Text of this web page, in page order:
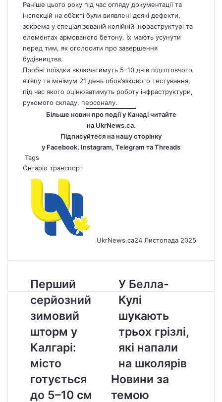
Раніше цього року під час огляду документації та
інспекцій на об’єкті були виявлені деякі дефекти,
зокрема у спеціалізованій колійній інфраструктурі та
елементах армованого бетону. Їх мають усунути
перед тим, як оголосити про завершення
будівництва.
Пробні поїздки включатимуть 5–10 днів підготовчого
етапу та мінімум 21 день обов’язкового тестування,
під час якого оцінюватимуть роботу інфраструктури,
рухомого складу, персоналу.
Більше новин про події у Канаді читайте
на UkrNews.ca.
Підписуйтеся на нашу сторінку
у Facebook, Instagram, Telegram таThreads
Tags
Онтаріо транспорт
UkrNews.ca24 Листопада 2025
Перший
серйозний
зимовий
шторм
у
Калгарі:
місто
готується
до
10
см
Перший
серйозний
зимовий
шторм у
Калгарі:
місто
готується
до 5–10 см
У
Белла-
Кулі
шукають
трьох
грізлі,
які
напали
на
школярів
У Белла-
Кулі
шукають
трьох грізлі,
які напали
на школярів
Новини за
темою